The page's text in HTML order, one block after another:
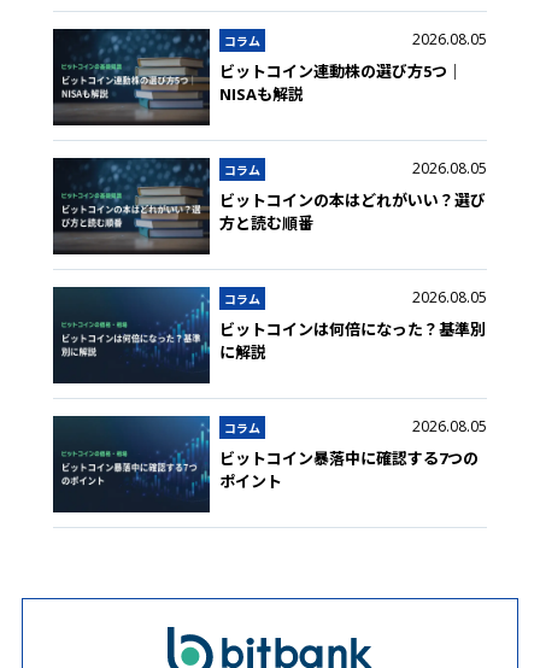
コラム 2026.08.05
ビットコイン連動株の選び方5つ｜
NISAも解説
コラム 2026.08.05
ビットコインの本はどれがいい？選び
方と読む順番
コラム 2026.08.05
ビットコインは何倍になった？基準別
に解説
コラム 2026.08.05
ビットコイン暴落中に確認する7つの
ポイント